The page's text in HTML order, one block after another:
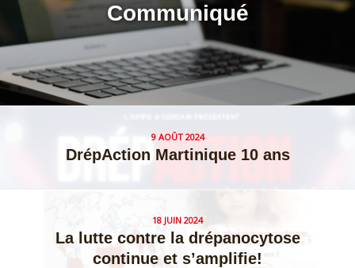
Communiqué
9 AOÛT 2024
DrépAction Martinique 10 ans
18 JUIN 2024
La lutte contre la drépanocytose
continue et s’amplifie!